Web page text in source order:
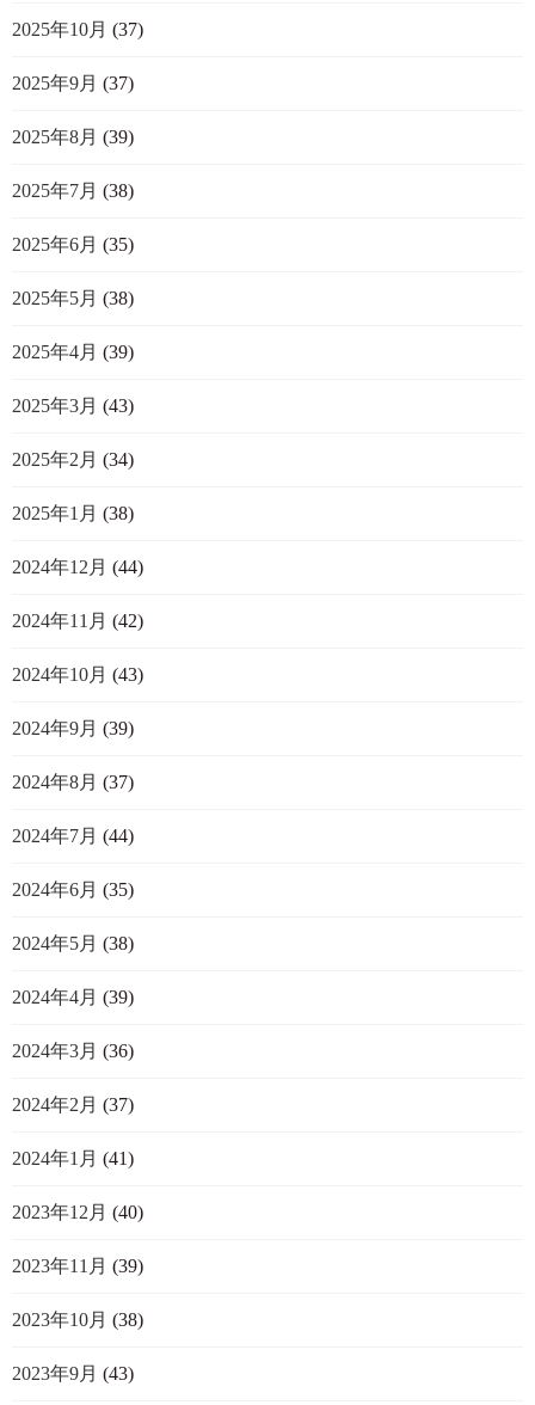
2025年10月 (37)
2025年9月 (37)
2025年8月 (39)
2025年7月 (38)
2025年6月 (35)
2025年5月 (38)
2025年4月 (39)
2025年3月 (43)
2025年2月 (34)
2025年1月 (38)
2024年12月 (44)
2024年11月 (42)
2024年10月 (43)
2024年9月 (39)
2024年8月 (37)
2024年7月 (44)
2024年6月 (35)
2024年5月 (38)
2024年4月 (39)
2024年3月 (36)
2024年2月 (37)
2024年1月 (41)
2023年12月 (40)
2023年11月 (39)
2023年10月 (38)
2023年9月 (43)